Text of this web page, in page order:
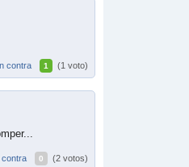
contra 1 (1 voto)
contra 0 (2 votos)